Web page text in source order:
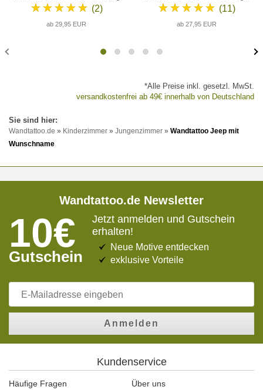
★★★★★ (2)
ab 29,95 EUR
★★★★★ (11)
ab 27,95 EUR
*Alle Preise inkl. gesetzl. MwSt.
versandkostenfrei ab 49€ innerhalb von Deutschland
Wandtattoo.de » Kinderzimmer » Jungenzimmer » Wandtattoo Jeep mit
Wunschname
Wandtattoo.de Newsletter
10€
Gutschein
Jetzt anmelden und Gutschein
erhalten!
Neue Motive entdecken
exklusive Vorteile
Anmelden
Kundenservice
Häufige Fragen
Über uns